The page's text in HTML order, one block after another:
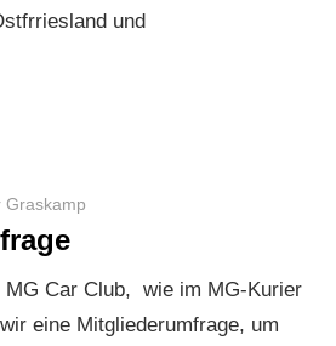
und
Graskamp
MG Car Club, wie im MG-Kurier
eine Mitgliederumfrage, um